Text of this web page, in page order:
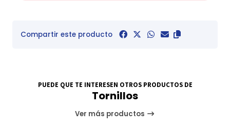
Compartir este producto
PUEDE QUE TE INTERESEN OTROS PRODUCTOS DE
Tornillos
Ver más productos